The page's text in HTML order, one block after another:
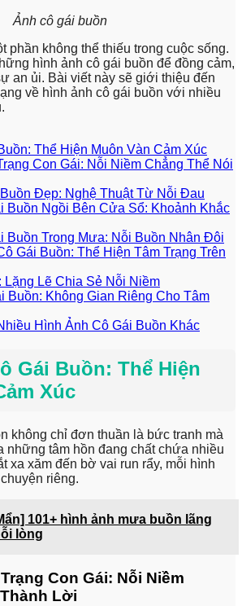
Ảnh cô gái buồn
phần không thể thiếu trong cuộc sống.
hình ảnh cô gái buồn để đồng cảm,
an ủi. Bài viết này sẽ giới thiệu đến
về hình ảnh cô gái buồn với nhiều
Thể Hiện Muôn Vàn Cảm Xúc
Con Gái: Nỗi Niềm Chẳng Thể Nói
Đẹp: Nghệ Thuật Từ Nỗi Đau
Buồn Ngồi Bên Cửa Sổ: Khoảnh Khắc
Buồn Trong Mưa: Nỗi Buồn Nhân Đôi
Gái Buồn: Thể Hiện Tâm Trạng Trên
Lặng Lẽ Chia Sẻ Nỗi Niềm
Buồn: Không Gian Riêng Cho Tâm
Hình Ảnh Cô Gái Buồn Khác
Gái Buồn: Thể Hiện
Xúc
không chỉ đơn thuần là bức tranh mà
những tâm hồn đang chất chứa nhiều
xa xăm đến bờ vai run rẩy, mỗi hình
riêng.
101+ hình ảnh mưa buồn lãng
lòng
Con Gái: Nỗi Niềm
Lời